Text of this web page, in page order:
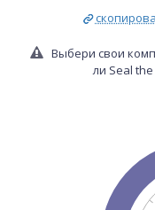
Выбери свои
ли Seal